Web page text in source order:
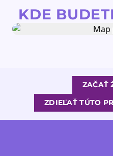
KDE
ZAČAŤ
ZDIEĽAŤ TÚTO